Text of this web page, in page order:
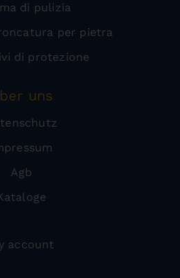
di pulizia
per pietra
di protezione
uns
Agb
account